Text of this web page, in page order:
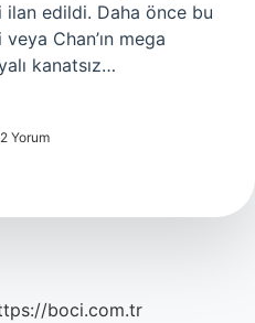
ilan edildi. Daha önce bu
Chan’ın mega
kanatsız…
Yorum
boci.com.tr